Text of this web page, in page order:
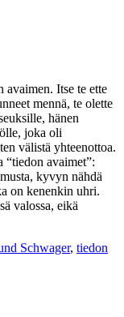
avaimen. Itse te ette
mennä, te olette
hänen
joka oli
välistä yhteenottoa.
“tiedon avaimet”:
kyvyn nähdä
on kenenkin uhri.
valossa, eikä
Schwager, tiedon